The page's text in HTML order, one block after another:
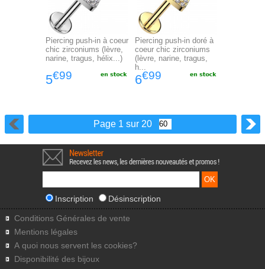
Piercing push-in à coeur
chic zirconiums (lèvre,
narine, tragus, hélix...)
5€99
Piercing push-in doré à
coeur chic zirconiums
(lèvre, narine, tragus,
h...
6€99
Page 1 sur 20
Inscription Désinscription
Conditions Générales de vente
Mentions légales
A quoi nous servent les cookies?
Disponibilité des bijoux